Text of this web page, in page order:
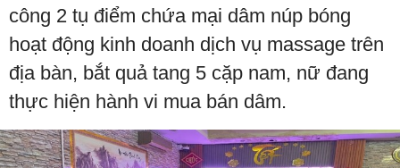
công 2 tụ điểm chứa mại dâm núp bóng
hoạt động kinh doanh dịch vụ massage trên
địa bàn, bắt quả tang 5 cặp nam, nữ đang
thực hiện hành vi mua bán dâm.